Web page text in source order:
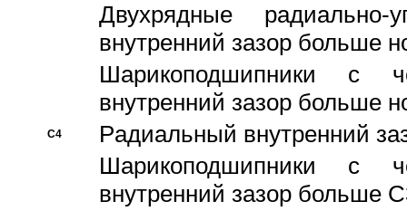
Двухрядные радиально-
внутренний зазор больше
Шарикоподшипники с
внутренний зазор больше
C4
Pадиальный внутренний
Шарикоподшипники с
внутренний зазор больше